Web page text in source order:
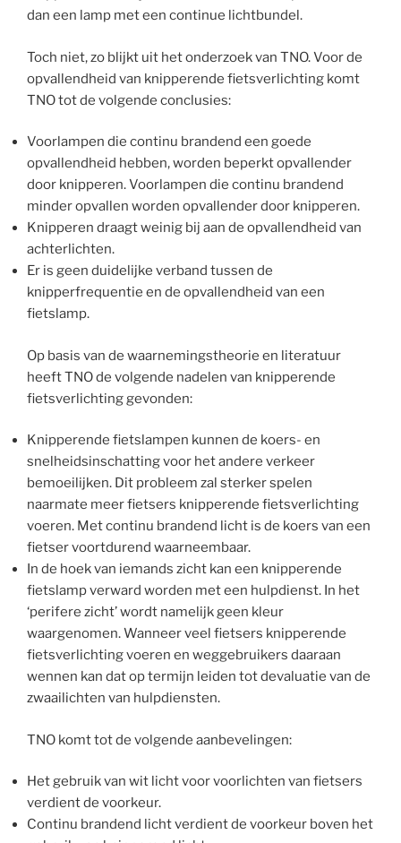
dan een lamp met een continue lichtbundel.
Toch niet, zo blijkt uit het onderzoek van TNO. Voor de
opvallendheid van knipperende fietsverlichting komt
TNO tot de volgende conclusies:
Voorlampen die continu brandend een goede
opvallendheid hebben, worden beperkt opvallender
door knipperen. Voorlampen die continu brandend
minder opvallen worden opvallender door knipperen.
Knipperen draagt weinig bij aan de opvallendheid van
achterlichten.
Er is geen duidelijke verband tussen de
knipperfrequentie en de opvallendheid van een
fietslamp.
Op basis van de waarnemingstheorie en literatuur
heeft TNO de volgende nadelen van knipperende
fietsverlichting gevonden:
Knipperende fietslampen kunnen de koers- en
snelheidsinschatting voor het andere verkeer
bemoeilijken. Dit probleem zal sterker spelen
naarmate meer fietsers knipperende fietsverlichting
voeren. Met continu brandend licht is de koers van een
fietser voortdurend waarneembaar.
In de hoek van iemands zicht kan een knipperende
fietslamp verward worden met een hulpdienst. In het
‘perifere zicht’ wordt namelijk geen kleur
waargenomen. Wanneer veel fietsers knipperende
fietsverlichting voeren en weggebruikers daaraan
wennen kan dat op termijn leiden tot devaluatie van de
zwaailichten van hulpdiensten.
TNO komt tot de volgende aanbevelingen:
Het gebruik van wit licht voor voorlichten van fietsers
verdient de voorkeur.
Continu brandend licht verdient de voorkeur boven het